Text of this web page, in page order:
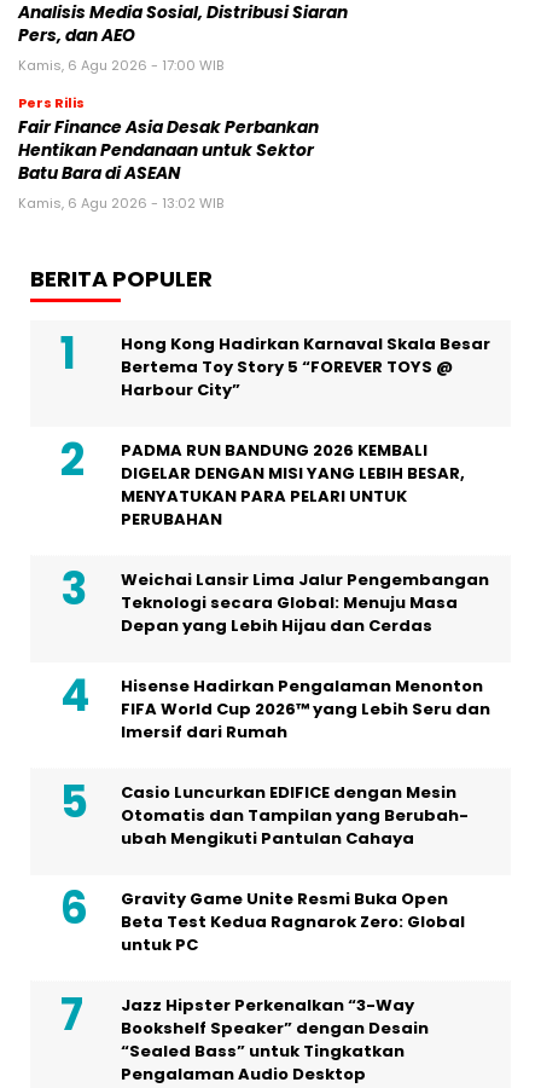
Analisis Media Sosial, Distribusi Siaran
Pers, dan AEO
Kamis, 6 Agu 2026 - 17:00 WIB
Pers Rilis
Fair Finance Asia Desak Perbankan
Hentikan Pendanaan untuk Sektor
Batu Bara di ASEAN
Kamis, 6 Agu 2026 - 13:02 WIB
BERITA POPULER
Hong Kong Hadirkan Karnaval Skala Besar
Bertema Toy Story 5 “FOREVER TOYS @
Harbour City”
PADMA RUN BANDUNG 2026 KEMBALI
DIGELAR DENGAN MISI YANG LEBIH BESAR,
MENYATUKAN PARA PELARI UNTUK
PERUBAHAN
Weichai Lansir Lima Jalur Pengembangan
Teknologi secara Global: Menuju Masa
Depan yang Lebih Hijau dan Cerdas
Hisense Hadirkan Pengalaman Menonton
FIFA World Cup 2026™ yang Lebih Seru dan
Imersif dari Rumah
Casio Luncurkan EDIFICE dengan Mesin
Otomatis dan Tampilan yang Berubah-
ubah Mengikuti Pantulan Cahaya
Gravity Game Unite Resmi Buka Open
Beta Test Kedua Ragnarok Zero: Global
untuk PC
Jazz Hipster Perkenalkan “3-Way
Bookshelf Speaker” dengan Desain
“Sealed Bass” untuk Tingkatkan
Pengalaman Audio Desktop